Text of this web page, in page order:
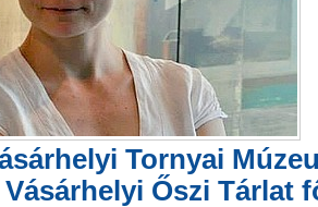
Tornyai
Őszi Tárlat